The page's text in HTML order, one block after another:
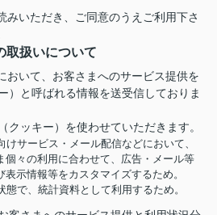
みいただき、ご同意のうえご利用下さ
取扱いについて
おいて、お客さまへのサービス提供を
）と呼ばれる情報を送受信しておりま
クッキー）を使わせていただきます。
けサービス・メール配信などにおいて、
個々の利用に合わせて、広告・メール等
示情報等をカスタマイズするため。
態で、統計資料として利用するため。